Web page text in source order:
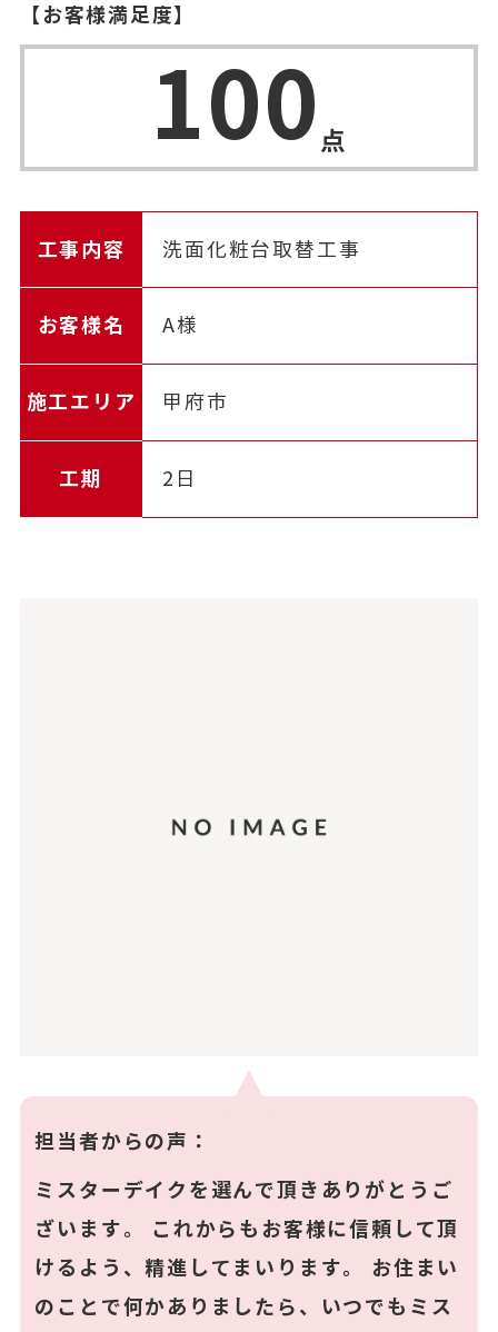
【お客様満足度】
100 点
工事内容 洗面化粧台取替工事
お客様名 A様
施工エリア 甲府市
工期 2日
担当者からの声：
ミスターデイクを選んで頂きありがとうご
ざいます。 これからもお客様に信頼して頂
けるよう、精進してまいります。 お住まい
のことで何かありましたら、いつでもミス